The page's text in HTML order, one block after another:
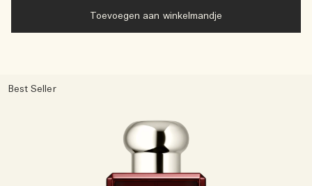
Toevoegen aan winkelmandje
Best Seller